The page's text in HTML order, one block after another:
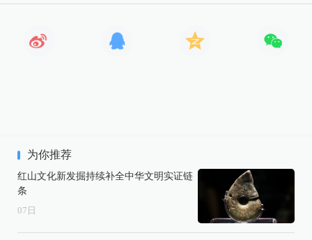
为你推荐
红山文化新发掘持续补全中华文明实证链
条
07 日